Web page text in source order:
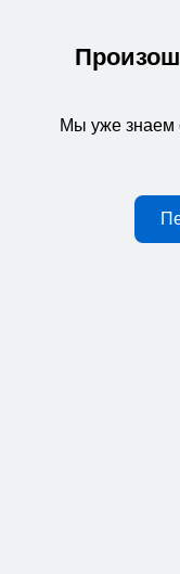
Мы уже знаем